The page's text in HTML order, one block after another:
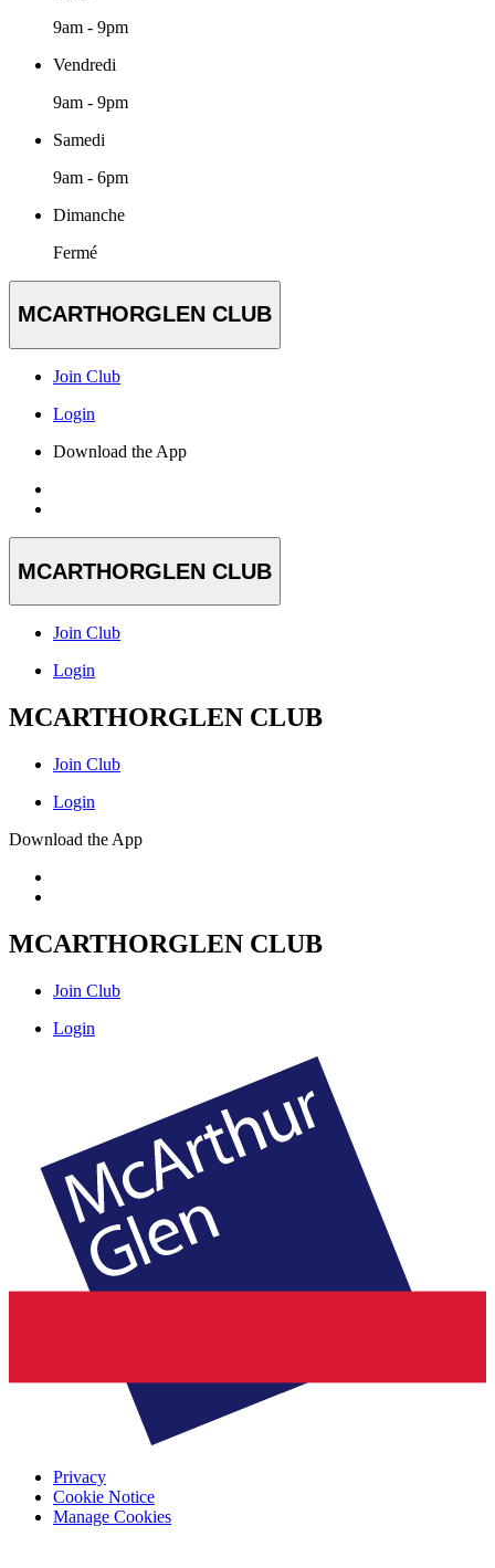
9am - 9pm
Vendredi
9am - 9pm
Samedi
9am - 6pm
Dimanche
Fermé
MCARTHORGLEN CLUB
Join Club
Login
Download the App
MCARTHORGLEN CLUB
Join Club
Login
MCARTHORGLEN CLUB
Join Club
Login
Download the App
MCARTHORGLEN CLUB
Join Club
Login
Privacy
Cookie Notice
Manage Cookies